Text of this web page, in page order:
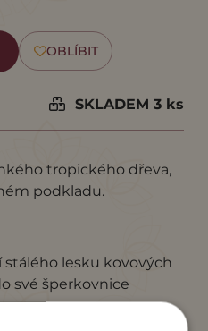
OBLÍBIT
SKLADEM 3 ks
tropického dřeva,
podkladu.
stálého lesku kovových
své šperkovnice